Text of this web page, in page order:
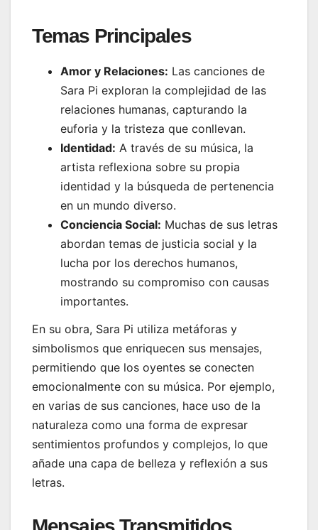
Temas Principales
Amor y Relaciones: Las canciones de
Sara Pi exploran la complejidad de las
relaciones humanas, capturando la
euforia y la tristeza que conllevan.
Identidad: A través de su música, la
artista reflexiona sobre su propia
identidad y la búsqueda de pertenencia
en un mundo diverso.
Conciencia Social: Muchas de sus letras
abordan temas de justicia social y la
lucha por los derechos humanos,
mostrando su compromiso con causas
importantes.
En su obra, Sara Pi utiliza metáforas y
simbolismos que enriquecen sus mensajes,
permitiendo que los oyentes se conecten
emocionalmente con su música. Por ejemplo,
en varias de sus canciones, hace uso de la
naturaleza como una forma de expresar
sentimientos profundos y complejos, lo que
añade una capa de belleza y reflexión a sus
letras.